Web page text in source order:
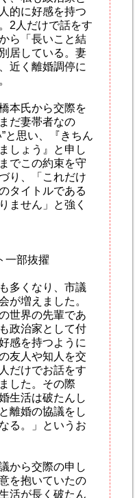
的に好感を持つ
2人だけで話をす
ら「長いこと結
居している。妻
近く離婚調停に
本氏から交際を
だ妻帯者なの
と思い、『きちん
しょう』と申し
でこの約束を守
り、「これだけ
タイトルである
ません」と強く
一部抜擢
多くなり、市議
が増えました。
世界の先輩であ
政治家として付
感を持つように
友人や知人を交
だけでお話をす
した。その際
生活は破たんし
離婚の協議をし
る。」というお
から交際の申し
を抱いていたの
活が長く破たん